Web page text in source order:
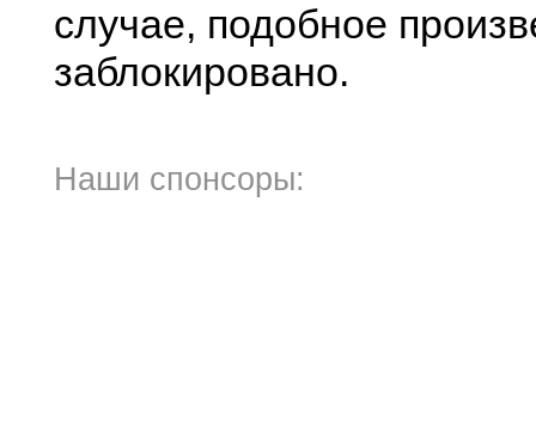
случае, подобное
заблокировано.
Наши спонсоры: